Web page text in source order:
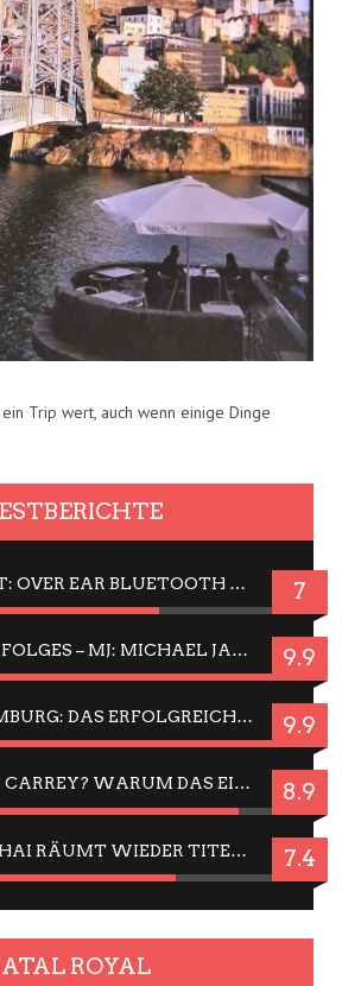
ein Trip wert, auch wenn einige Dinge
JBL TUNE 720BT: OVER EAR BLUETOOTH KOPFHÖRER UM DIE 50,-€ IM DAUER-TEST 7
WEGEN DES ERFOLGES – MJ: MICHAEL JACKSON MUSICAL IN EINER MATINEE SEHEN 9.9
JELLYFISH HAMBURG: DAS ERFOLGREICHE SOMMER-MENÜ 2025 IN GEFÜHLEN UND BILDERN 9.9
CÉSAR FÜR JIM CARREY? WARUM DAS EINER DER NERVIGSTEN ACTORS IST UND BLEIBT 8.9
JING JING: IN-THAI RÄUMT WIEDER TITEL AB – EIN ZWEI-STUNDEN-ERLEBNISBERICHT 7.4
ROYAL